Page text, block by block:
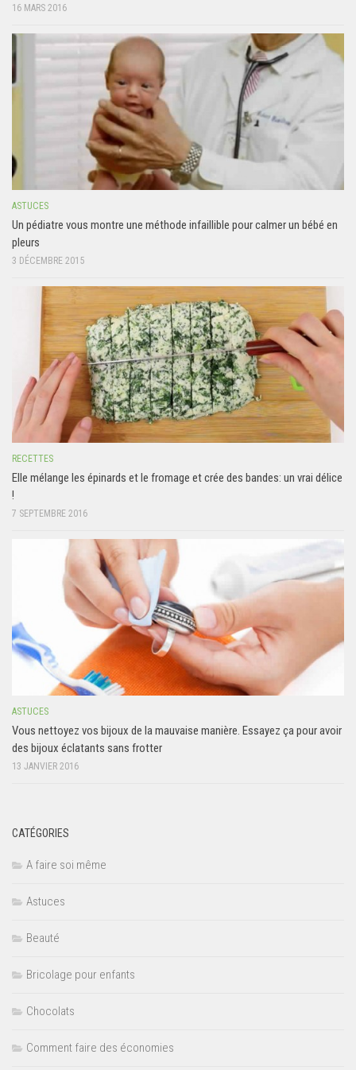
16 MARS 2016
ASTUCES
Un pédiatre vous montre une méthode infaillible pour calmer un bébé en
pleurs
3 DÉCEMBRE 2015
RECETTES
Elle mélange les épinards et le fromage et crée des bandes: un vrai délice
!
7 SEPTEMBRE 2016
ASTUCES
Vous nettoyez vos bijoux de la mauvaise manière. Essayez ça pour avoir
des bijoux éclatants sans frotter
13 JANVIER 2016
CATÉGORIES
A faire soi même
Astuces
Beauté
Bricolage pour enfants
Chocolats
Comment faire des économies